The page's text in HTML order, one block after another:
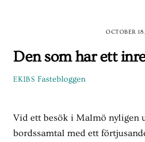
OCTOBER
Den som har ett
EKIBS Fastebloggen
Vid ett besök i Malmö nyligen
bordssamtal med ett